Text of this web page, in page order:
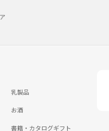
乳製品
お酒
書籍・カタログギフト